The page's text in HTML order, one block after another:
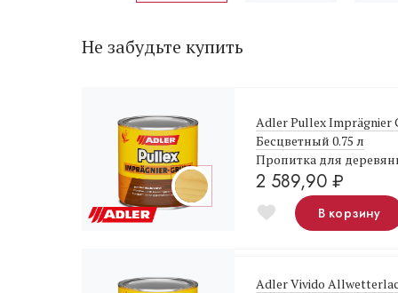
Не забудьте купить
Adler Pullex Imprägnier
Бесцветный 0.75 л
Пропитка для
2 589,90 ₽
В корзину
Adler Vivido